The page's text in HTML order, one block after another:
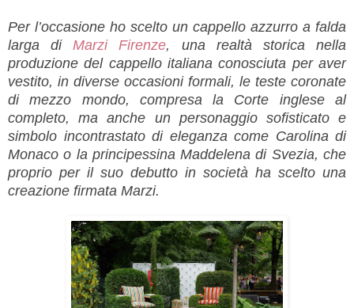
Per l’occasione ho scelto un cappello azzurro a falda
larga diMarzi Firenze, una realtà storica nella
produzione del cappello italiana conosciuta per aver
vestito, in diverse occasioni formali, le teste coronate
di mezzo mondo, compresa la Corte inglese al
completo, ma anche un personaggio sofisticato e
simbolo incontrastato di eleganza come Carolina di
Monaco o la principessina Maddelena di Svezia, che
proprio per il suo debutto in società ha scelto una
creazione firmata Marzi.